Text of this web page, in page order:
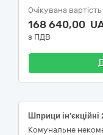
Очікувана вартість
168 640,00
з ПДВ
Комунальне